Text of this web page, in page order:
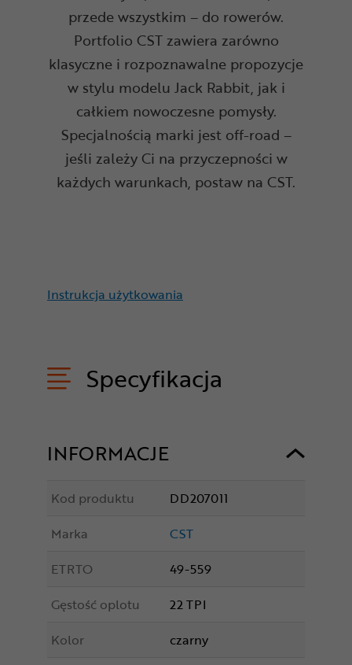
przede wszystkim – do rowerów.
Portfolio CST zawiera zarówno
klasyczne i rozpoznawalne propozycje
w stylu modelu Jack Rabbit, jak i
całkiem nowoczesne pomysły.
Specjalnością marki jest off-road –
jeśli zależy Ci na przyczepności w
każdych warunkach, postaw na CST.
Instrukcja użytkowania
Specyfikacja
INFORMACJE
Kod produktu
DD207011
Marka
CST
ETRTO
49-559
Gęstość oplotu
22 TPI
Kolor
czarny